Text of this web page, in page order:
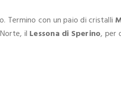
Termino con un paio di cristalli
il Lessona di Sperino, per